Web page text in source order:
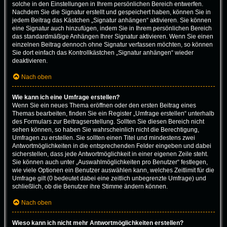
solche in den Einstellungen in Ihrem persönlichen Bereich entwerfen.
Nachdem Sie die Signatur erstellt und gespeichert haben, können Sie in
jedem Beitrag das Kästchen „Signatur anhängen“ aktivieren. Sie können
eine Signatur auch hinzufügen, indem Sie in Ihrem persönlichen Bereich
das standardmäßige Anhängen Ihrer Signatur aktivieren. Wenn Sie einen
einzelnen Beitrag dennoch ohne Signatur verfassen möchten, so können
Sie dort einfach das Kontrollkästchen „Signatur anhängen“ wieder
deaktivieren.
Nach oben
Wie kann ich eine Umfrage erstellen?
Wenn Sie ein neues Thema eröffnen oder den ersten Beitrag eines
Themas bearbeiten, finden Sie ein Register „Umfrage erstellen“ unterhalb
des Formulars zur Beitragserstellung. Sollten Sie diesen Bereich nicht
sehen können, so haben Sie wahrscheinlich nicht die Berechtigung,
Umfragen zu erstellen. Sie sollten einen Titel und mindestens zwei
Antwortmöglichkeiten in die entsprechenden Felder eingeben und dabei
sicherstellen, dass jede Antwortmöglichkeit in einer eigenen Zeile steht.
Sie können auch unter „Auswahlmöglichkeiten pro Benutzer“ festlegen,
wie viele Optionen ein Benutzer auswählen kann, welches Zeitlimit für die
Umfrage gilt (0 bedeutet dabei eine zeitlich unbegrenzte Umfrage) und
schließlich, ob die Benutzer ihre Stimme ändern können.
Nach oben
Wieso kann ich nicht mehr Antwortmöglichkeiten erstellen?